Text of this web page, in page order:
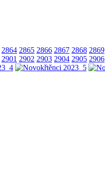
2864 2865 2866 2867 2868 2869
2901 2902 2903 2904 2905 2906